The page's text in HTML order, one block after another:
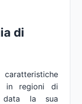
di
in regioni di
data la sua